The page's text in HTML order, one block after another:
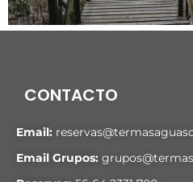
CONTACTO
Email:
Email Grupos: